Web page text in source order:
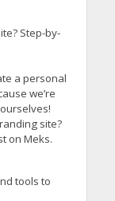
Step-by-
a personal
we’re
site?
on Meks.
tools to